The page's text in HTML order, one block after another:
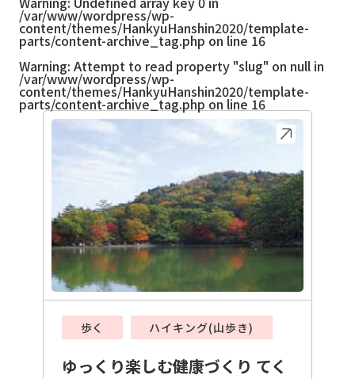
/var/www/wordpress/wp-
content/themes/HankyuHanshin2020/template-
parts/content-archive_tag.php on line 16
Warning: Attempt to read property "slug" on null in
/var/www/wordpress/wp-
content/themes/HankyuHanshin2020/template-
parts/content-archive_tag.php on line 16
歩く ハイキング(山歩き)
ゆっくり楽しむ健康づくり てく